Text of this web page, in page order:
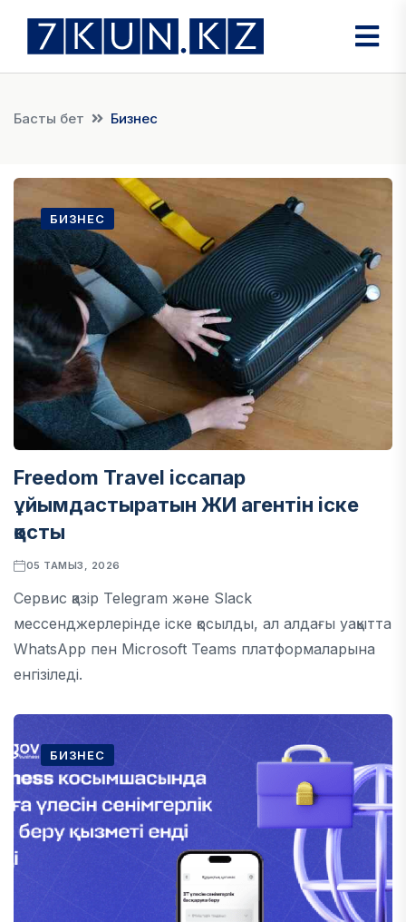
Басты бет Бизнес
БИЗНЕС
Freedom Travel іссапар
ұйымдастыратын ЖИ агентін іске
қосты
05 ТАМЫЗ, 2026
Сервис қазір Telegram және Slack
мессенджерлерінде іске қосылды, ал алдағы уақытта
WhatsApp пен Microsoft Teams платформаларына
енгізіледі.
БИЗНЕС